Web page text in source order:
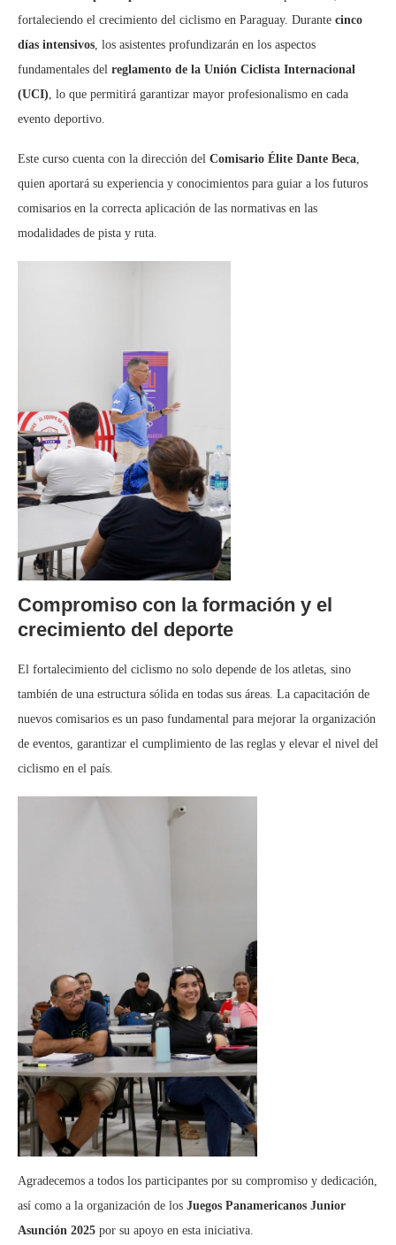
fortaleciendo el crecimiento del ciclismo en Paraguay. Durante cinco
días intensivos, los asistentes profundizarán en los aspectos
fundamentales del reglamento de la Unión Ciclista Internacional
(UCI), lo que permitirá garantizar mayor profesionalismo en cada
evento deportivo.
Este curso cuenta con la dirección del Comisario Élite Dante Beca,
quien aportará su experiencia y conocimientos para guiar a los futuros
comisarios en la correcta aplicación de las normativas en las
modalidades de pista y ruta.
Compromiso con la formación y el
crecimiento del deporte
El fortalecimiento del ciclismo no solo depende de los atletas, sino
también de una estructura sólida en todas sus áreas. La capacitación de
nuevos comisarios es un paso fundamental para mejorar la organización
de eventos, garantizar el cumplimiento de las reglas y elevar el nivel del
ciclismo en el país.
Agradecemos a todos los participantes por su compromiso y dedicación,
así como a la organización de los Juegos Panamericanos Junior
Asunción 2025 por su apoyo en esta iniciativa.